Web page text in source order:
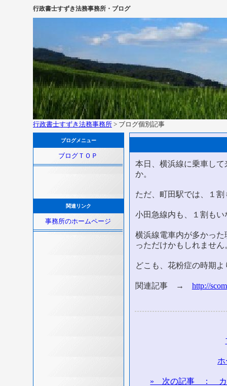
行政書士すずき法務事務所・ブログ
行政書士すずき法務事務所 > ブログ個別記事
ブログメニュー
ブログＴＯＰ
関連リンク
事務所のホームページ
本日、横浜線に乗車し
か。
ただ、町田駅では、１
小田急線内も、１割もい
横浜線電車内が多かっ
っただけかもしれません
どこも、花粉症の時期
関連記事 → http://
» 次の記事 ： カ